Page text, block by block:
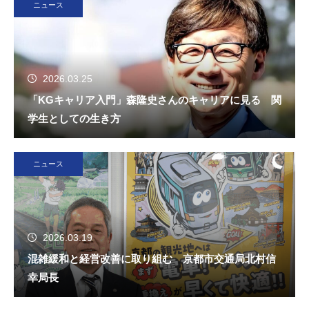
ニュース
2026.03.25
「KGキャリア入門」森隆史さんのキャリアに見る 関
学生としての生き方
ニュース
2026.03.19
混雑緩和と経営改善に取り組む 京都市交通局北村信
幸局長